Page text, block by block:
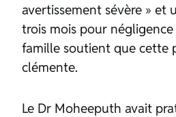
avertissement sévère » et
trois mois pour négligence
famille soutient que cette
clémente.
Le Dr Moheeputh avait